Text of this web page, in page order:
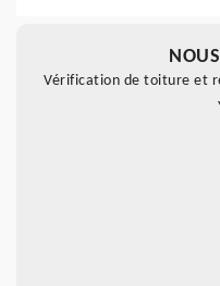
Vérification de toiture et